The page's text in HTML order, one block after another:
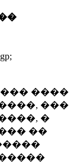
����
���
�
��